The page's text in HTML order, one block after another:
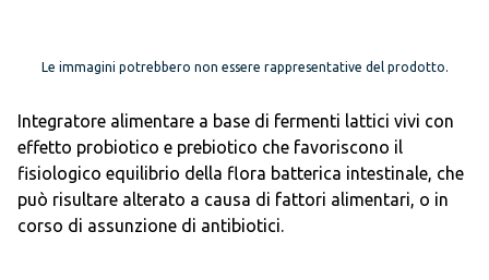
Le immagini potrebbero non essere rappresentative del prodotto.
Integratore alimentare a base di fermenti lattici vivi con
effetto probiotico e prebiotico che favoriscono il
fisiologico equilibrio della flora batterica intestinale, che
può risultare alterato a causa di fattori alimentari, o in
corso di assunzione di antibiotici.